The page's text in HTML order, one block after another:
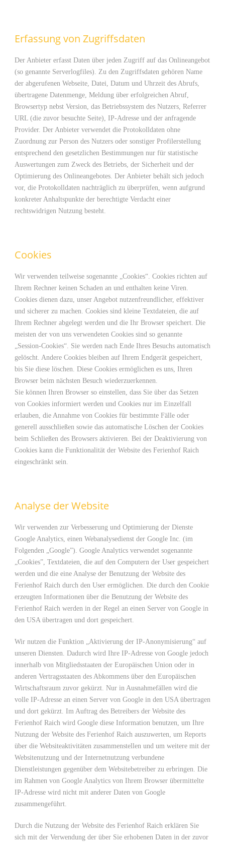
Erfassung von Zugriffsdaten
Der Anbieter erfasst Daten über jeden Zugriff auf das Onlineangebot
(so genannte Serverlogfiles). Zu den Zugriffsdaten gehören Name
der abgerufenen Webseite, Datei, Datum und Uhrzeit des Abrufs,
übertragene Datenmenge, Meldung über erfolgreichen Abruf,
Browsertyp nebst Version, das Betriebssystem des Nutzers, Referrer
URL (die zuvor besuchte Seite), IP-Adresse und der anfragende
Provider. Der Anbieter verwendet die Protokolldaten ohne
Zuordnung zur Person des Nutzers oder sonstiger Profilerstellung
entsprechend den gesetzlichen Bestimmungen nur für statistische
Auswertungen zum Zweck des Betriebs, der Sicherheit und der
Optimierung des Onlineangebotes. Der Anbieter behält sich jedoch
vor, die Protokolldaten nachträglich zu überprüfen, wenn aufgrund
konkreter Anhaltspunkte der berechtigte Verdacht einer
rechtswidrigen Nutzung besteht.
Cookies
Wir verwenden teilweise sogenannte „Cookies“. Cookies richten auf
Ihrem Rechner keinen Schaden an und enthalten keine Viren.
Cookies dienen dazu, unser Angebot nutzenfreundlicher, effektiver
und sicherer zu machen. Cookies sind kleine Textdateien, die auf
Ihrem Rechner abgelegt werden und die Ihr Browser speichert. Die
meisten der von uns verwendeten Cookies sind so genannte
„Session-Cookies“. Sie werden nach Ende Ihres Besuchs automatisch
gelöscht. Andere Cookies bleiben auf Ihrem Endgerät gespeichert,
bis Sie diese löschen. Diese Cookies ermöglichen es uns, Ihren
Browser beim nächsten Besuch wiederzuerkennen.
Sie können Ihren Browser so einstellen, dass Sie über das Setzen
von Cookies informiert werden und Cookies nur im Einzelfall
erlauben, die Annahme von Cookies für bestimmte Fälle oder
generell ausschließen sowie das automatische Löschen der Cookies
beim Schließen des Browsers aktivieren. Bei der Deaktivierung von
Cookies kann die Funktionalität der Website des Ferienhof Raich
eingeschränkt sein.
Analyse der Website
Wir verwenden zur Verbesserung und Optimierung der Dienste
Google Analytics, einen Webanalysedienst der Google Inc. (im
Folgenden „Google”). Google Analytics verwendet sogenannte
„Cookies”, Textdateien, die auf den Computern der User gespeichert
werden und die eine Analyse der Benutzung der Website des
Ferienhof Raich durch den User ermöglichen. Die durch den Cookie
erzeugten Informationen über die Benutzung der Website des
Ferienhof Raich werden in der Regel an einen Server von Google in
den USA übertragen und dort gespeichert.
Wir nutzen die Funktion „Aktivierung der IP-Anonymisierung“ auf
unseren Diensten. Dadurch wird Ihre IP-Adresse von Google jedoch
innerhalb von Mitgliedsstaaten der Europäischen Union oder in
anderen Vertragsstaaten des Abkommens über den Europäischen
Wirtschaftsraum zuvor gekürzt. Nur in Ausnahmefällen wird die
volle IP-Adresse an einen Server von Google in den USA übertragen
und dort gekürzt. Im Auftrag des Betreibers der Website des
Ferienhof Raich wird Google diese Information benutzen, um Ihre
Nutzung der Website des Ferienhof Raich auszuwerten, um Reports
über die Websiteaktivitäten zusammenstellen und um weitere mit der
Websitenutzung und der Internetnutzung verbundene
Dienstleistungen gegenüber dem Websitebetreiber zu erbringen. Die
im Rahmen von Google Analytics von Ihrem Browser übermittelte
IP-Adresse wird nicht mit anderer Daten von Google
zusammengeführt.
Durch die Nutzung der Website des Ferienhof Raich erklären Sie
sich mit der Verwendung der über Sie erhobenen Daten in der zuvor